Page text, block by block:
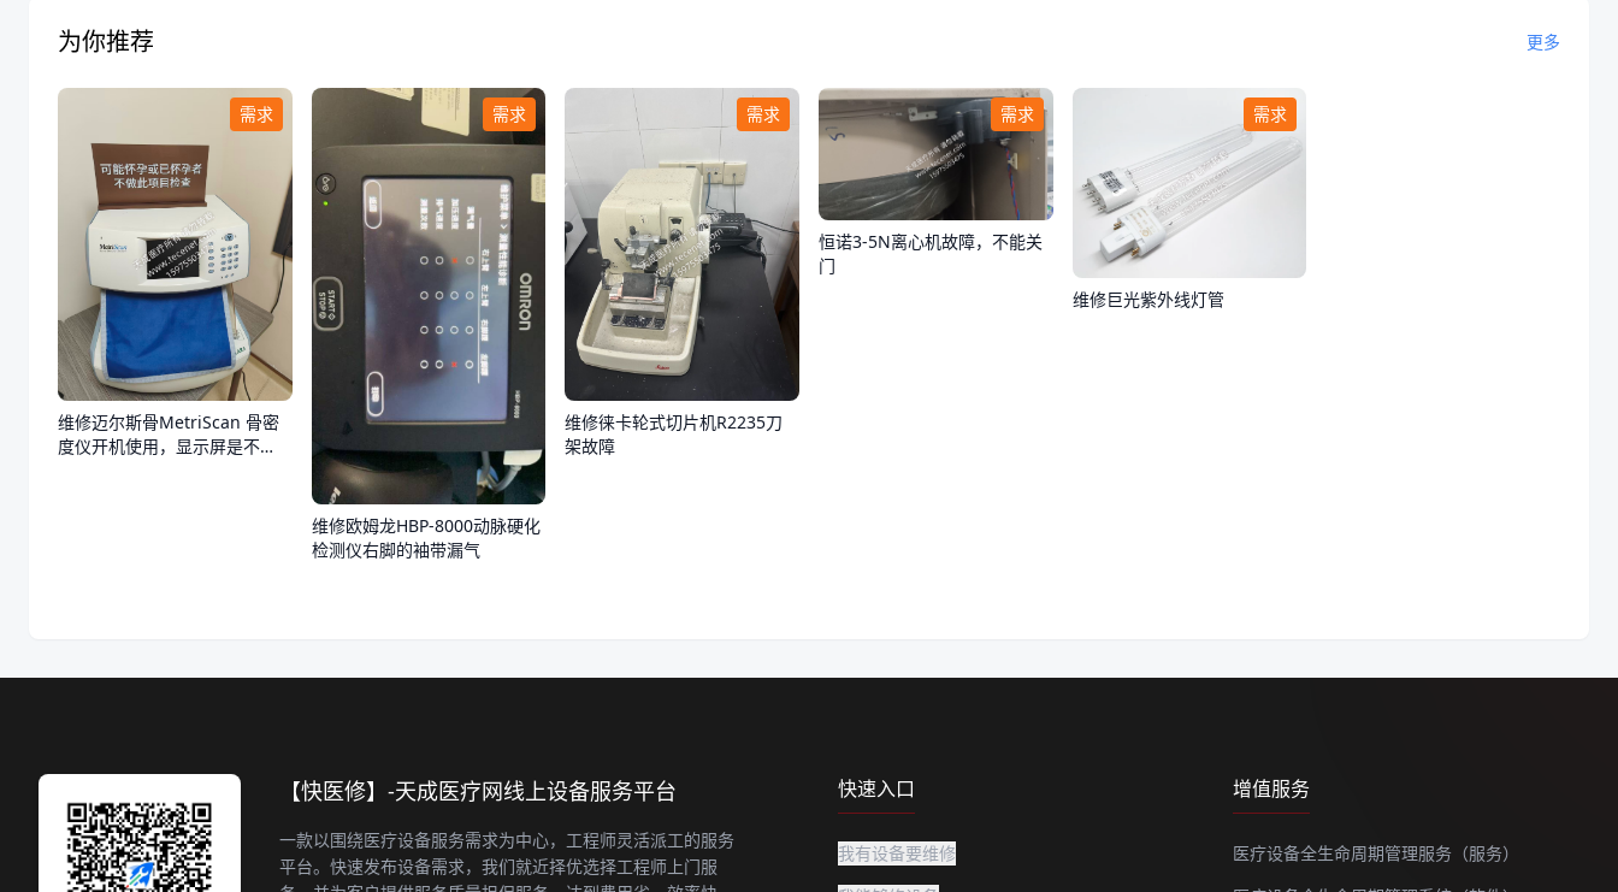
为你推荐 更多
需求
维修迈尔斯骨MetriScan 骨密
度仪开机使用，显示屏是不
需求
维修欧姆龙HBP-8000动脉硬化
检测仪右脚的袖带漏气
需求
维修徕卡轮式切片机R2235刀
架故障
需求
恒诺3-5N离心机故障，不能关
门
需求
维修巨光紫外线灯管
【快医修】-天成医疗网线上设备服务平台
一款以围绕医疗设备服务需求为中心，工程师灵活派工的服务
平台。快速发布设备需求，我们就近择优选择工程师上门服
快速入口
我有设备要维修
增值服务
医疗设备全生命周期管理服务（服务）